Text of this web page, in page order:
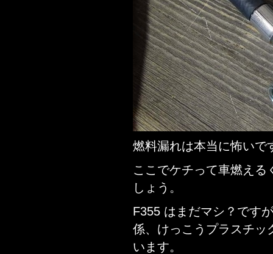
燃料漏れは本当に怖いで
ここでケチって車燃え
しょう。
F355 はまだマシ？です
係、けっこうプラスチッ
います。